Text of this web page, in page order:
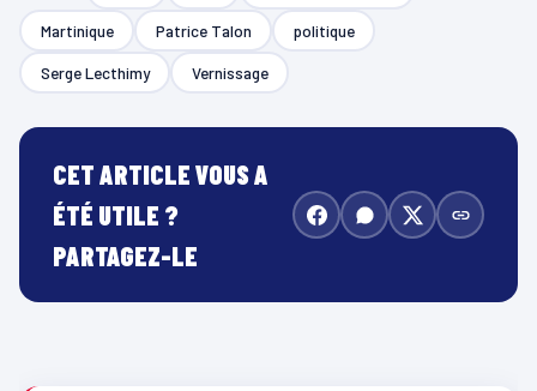
Martinique Patrice Talon politique
Serge Lecthimy Vernissage
CET ARTICLE VOUS A
ÉTÉ UTILE ?
PARTAGEZ-LE